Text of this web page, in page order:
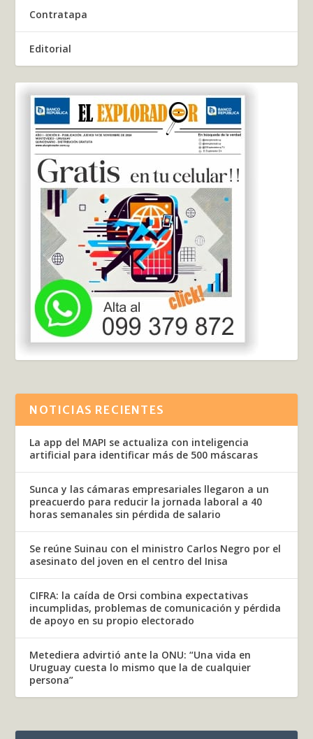
Contratapa
Editorial
NOTICIAS RECIENTES
La app del MAPI se actualiza con inteligencia
artificial para identificar más de 500 máscaras
Sunca y las cámaras empresariales llegaron a un
preacuerdo para reducir la jornada laboral a 40
horas semanales sin pérdida de salario
Se reúne Suinau con el ministro Carlos Negro por el
asesinato del joven en el centro del Inisa
CIFRA: la caída de Orsi combina expectativas
incumplidas, problemas de comunicación y pérdida
de apoyo en su propio electorado
Metediera advirtió ante la ONU: “Una vida en
Uruguay cuesta lo mismo que la de cualquier
persona”